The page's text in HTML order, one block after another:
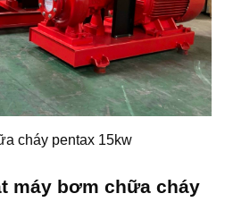
cháy pentax 15kw
máy bơm chữa cháy